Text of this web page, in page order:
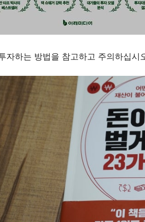
자하는 방법을 참고하고 주의하십시